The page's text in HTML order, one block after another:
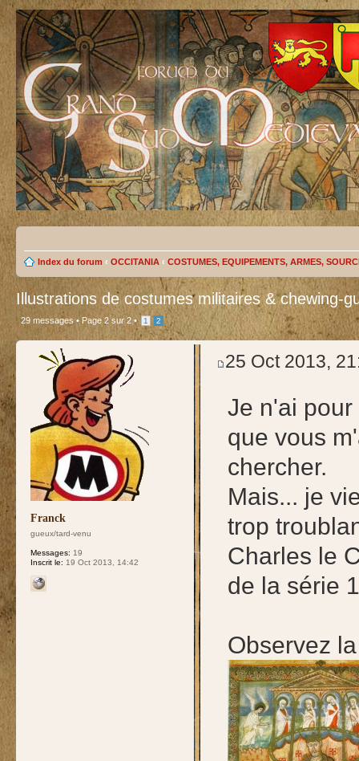
Index du forum ‹ OCCITANIA ‹ COSTUMES, EQUIPEMENTS, ARMES,
Illustrations de costumes militaires & chewing-
29 messages •Page 2sur2 • 1 2
Franck
gueux/tard-venu
Messages: 19
Inscrit le: 19 Oct 2013, 14:42
25 Oct 2013,
Je n'ai
que vous
chercher.
Mais... je
trop
Charles le
de la série 1
Observez